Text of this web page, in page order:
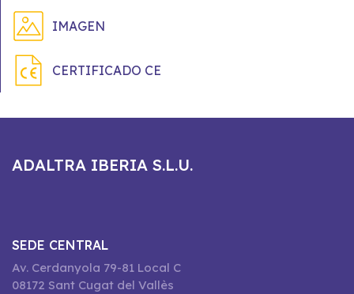
IMAGEN
CERTIFICADO CE
ADALTRA IBERIA S.L.U.
SEDE CENTRAL
Av. Cerdanyola 79-81 Local C
08172 Sant Cugat del Vallès